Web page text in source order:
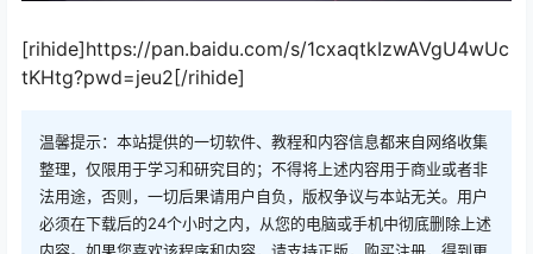
[rihide]https://pan.baidu.com/s/1cxaqtkIzwAVgU4wUc
tKHtg?pwd=jeu2[/rihide]
温馨提示：本站提供的一切软件、教程和内容信息都来自网络收集
整理，仅限用于学习和研究目的；不得将上述内容用于商业或者非
法用途，否则，一切后果请用户自负，版权争议与本站无关。用户
必须在下载后的24个小时之内，从您的电脑或手机中彻底删除上述
内容。如果您喜欢该程序和内容，请支持正版，购买注册，得到更